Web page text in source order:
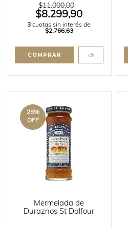
$11.000,00
$8.299,90
3 cuotas sin interés de
$2.766,63
25%
OFF
Mermelada de
Duraznos St Dalfour